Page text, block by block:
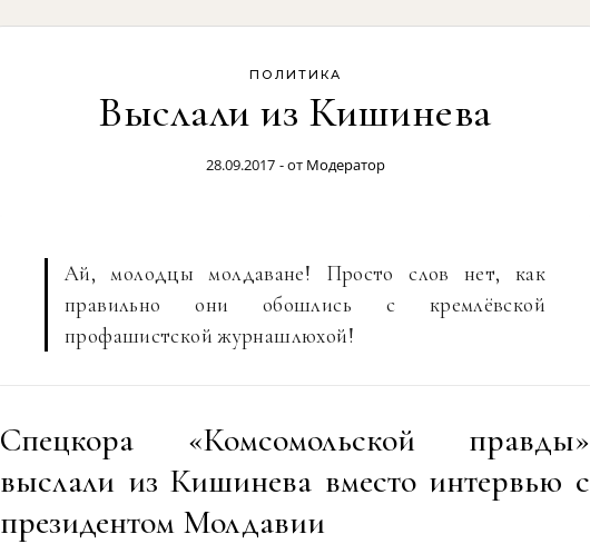
ПОЛИТИКА
Выслали из Кишинева
28.09.2017 - от Модератор
Ай, молодцы молдаване! Просто слов нет, как
правильно они обошлись с кремлёвской
профашистской журнашлюхой!
Спецкора «Комсомольской правды»
выслали из Кишинева вместо интервью с
президентом Молдавии